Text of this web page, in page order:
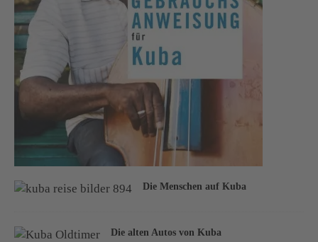
Die Menschen auf Kuba
Die alten Autos von Kuba